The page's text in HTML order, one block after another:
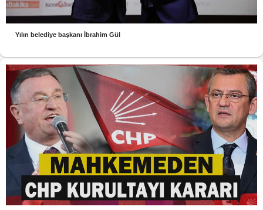
Yılın belediye başkanı İbrahim Gül